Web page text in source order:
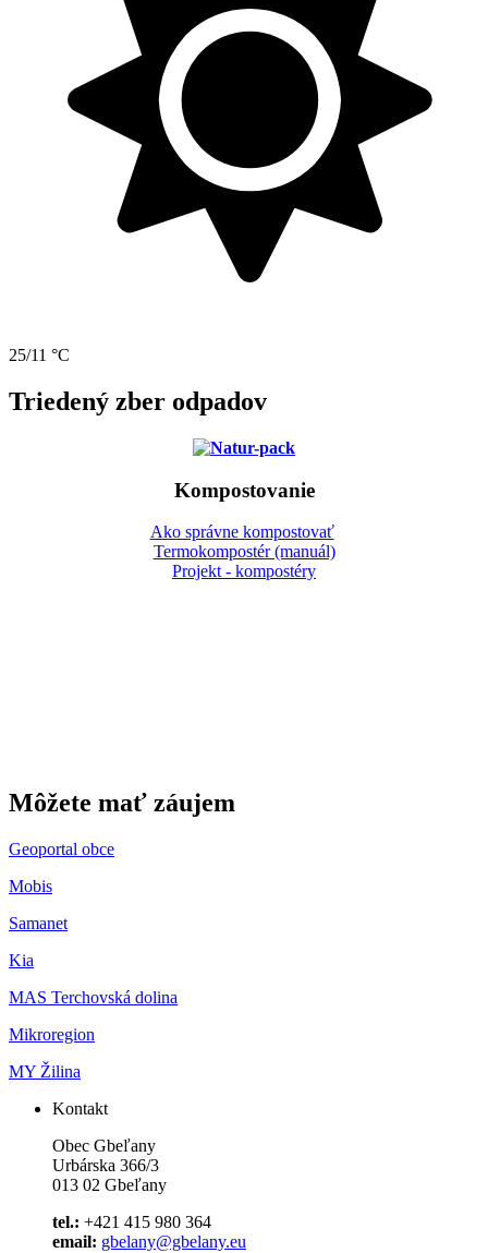
25/11 °C
Triedený zber odpadov
Kompostovanie
Ako správne kompostovať
Termokompostér (manuál)
Projekt - kompostéry
Môžete mať záujem
Geoportal obce
Mobis
Samanet
Kia
MAS Terchovská dolina
Mikroregion
MY Žilina
Kontakt
Obec Gbeľany
Urbárska 366/3
013 02 Gbeľany
tel.: +421 415 980 364
email: gbelany@gbelany.eu